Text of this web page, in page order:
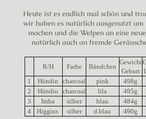
Heute ist es endlich mal schön und
wir haben es natürlich ausgenutzt um
machen und die Welpen an eine
natürlich auch an fremde
R/H Farbe Bändchen
Gewicht
Geburt
1 Hündin charcoal pink 498g
2
Hündin charcoal lila 495g
3
Imba silber blau 484g
4
Higgins silber d.blau 490g